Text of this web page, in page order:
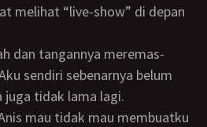
melihat “live-show” di depan
sendiri sebenarnya belum
juga tidak lama lagi.
mau tidak mau membuatku